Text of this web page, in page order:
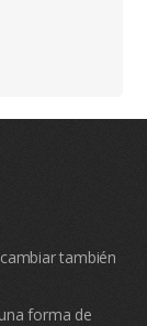
también
forma de